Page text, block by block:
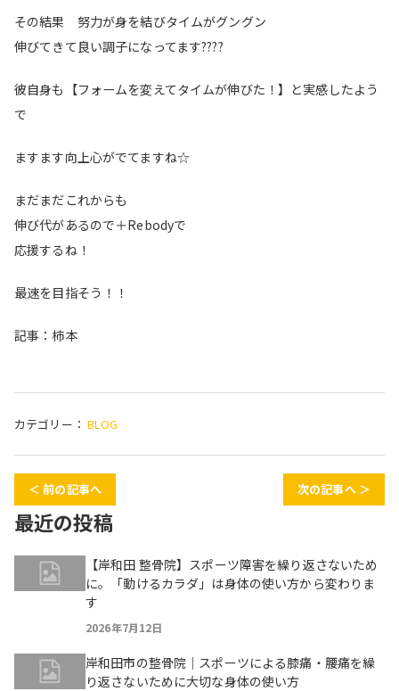
その結果 努力が身を結びタイムがグングン
伸びてきて良い調子になってます????
彼自身も【フォームを変えてタイムが伸びた！】と実感したよう
で
ますます向上心がでてますね☆
まだまだこれからも
伸び代があるので＋Rebodyで
応援するね！
最速を目指そう！！
記事：柿本
カテゴリー： BLOG
＜ 前の記事へ 次の記事へ ＞
最近の投稿
【岸和田 整骨院】スポーツ障害を繰り返さないため
に。「動けるカラダ」は身体の使い方から変わりま
す
2026年7月12日
岸和田市の整骨院｜スポーツによる膝痛・腰痛を繰
り返さないために大切な身体の使い方